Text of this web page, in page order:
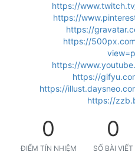
https://
https://
https://
https://
https://
https://
https://
https://
0
ĐIỂM TÍN NHIỆM
0
SỐ BÀI VIẾT